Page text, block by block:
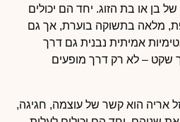
בן או בת הזוג. יחד הם יכולים
מלאה בתשוקה בוערת, אך גם
אמיתית נבנית גם דרך
שקט – לא רק דרך מופעים
אריה הוא קשר של עוצמה, חגיגה,